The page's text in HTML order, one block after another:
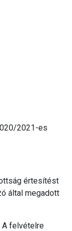
2021-es
értesítést
által megadott
A felvételre